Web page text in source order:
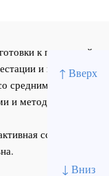
↑ Вверх
↓ Вниз
к первичной
и повышения
средним и высшим
и методическими
ссылка на